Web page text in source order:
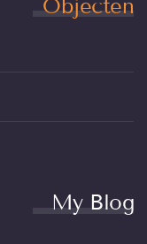
Objecten
My Blog